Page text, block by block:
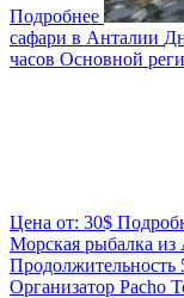
Подробнее
сафари в Анталии
часов Основной
Цена от: 30$
Морская рыбалка из
Продолжительность
Организатор Pacho